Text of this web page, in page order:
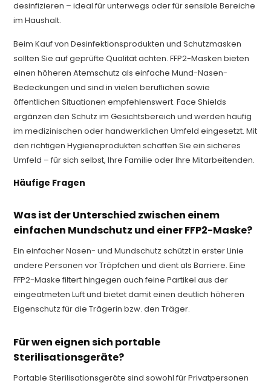
desinfizieren – ideal für unterwegs oder für sensible Bereiche
im Haushalt.
Beim Kauf von Desinfektionsprodukten und Schutzmasken
sollten Sie auf geprüfte Qualität achten. FFP2-Masken bieten
einen höheren Atemschutz als einfache Mund-Nasen-
Bedeckungen und sind in vielen beruflichen sowie
öffentlichen Situationen empfehlenswert. Face Shields
ergänzen den Schutz im Gesichtsbereich und werden häufig
im medizinischen oder handwerklichen Umfeld eingesetzt. Mit
den richtigen Hygieneprodukten schaffen Sie ein sicheres
Umfeld – für sich selbst, Ihre Familie oder Ihre Mitarbeitenden.
Häufige Fragen
Was ist der Unterschied zwischen einem
einfachen Mundschutz und einer FFP2-Maske?
Ein einfacher Nasen- und Mundschutz schützt in erster Linie
andere Personen vor Tröpfchen und dient als Barriere. Eine
FFP2-Maske filtert hingegen auch feine Partikel aus der
eingeatmeten Luft und bietet damit einen deutlich höheren
Eigenschutz für die Trägerin bzw. den Träger.
Für wen eignen sich portable
Sterilisationsgeräte?
Portable Sterilisationsgeräte sind sowohl für Privatpersonen